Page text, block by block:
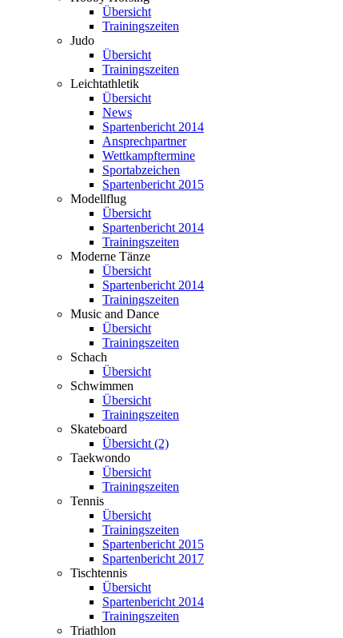
Übersicht
Trainingszeiten
Judo
Übersicht
Trainingszeiten
Leichtathletik
Übersicht
News
Spartenbericht 2014
Ansprechpartner
Wettkampftermine
Sportabzeichen
Spartenbericht 2015
Modellflug
Übersicht
Spartenbericht 2014
Trainingszeiten
Moderne Tänze
Übersicht
Spartenbericht 2014
Trainingszeiten
Music and Dance
Übersicht
Trainingszeiten
Schach
Übersicht
Schwimmen
Übersicht
Trainingszeiten
Skateboard
Übersicht (2)
Taekwondo
Übersicht
Trainingszeiten
Tennis
Übersicht
Trainingszeiten
Spartenbericht 2015
Spartenbericht 2017
Tischtennis
Übersicht
Spartenbericht 2014
Trainingszeiten
Triathlon